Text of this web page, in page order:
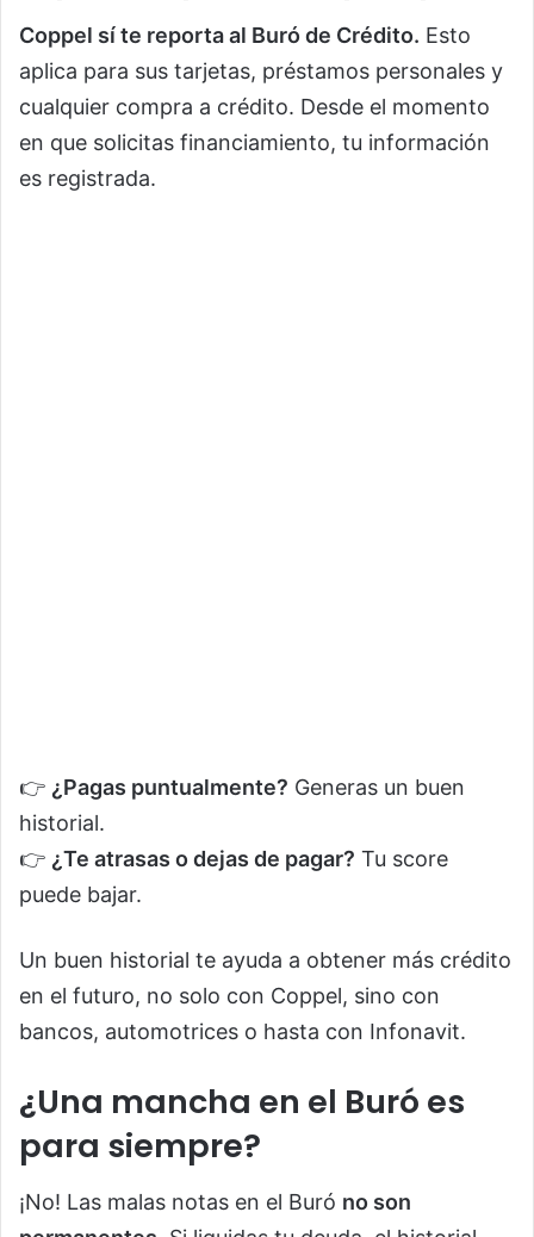
Coppel sí te reporta al Buró de Crédito. Esto
aplica para sus tarjetas, préstamos personales y
cualquier compra a crédito. Desde el momento
en que solicitas financiamiento, tu información
es registrada.
👉 ¿Pagas puntualmente? Generas un buen
historial.
👉 ¿Te atrasas o dejas de pagar? Tu score
puede bajar.
Un buen historial te ayuda a obtener más crédito
en el futuro, no solo con Coppel, sino con
bancos, automotrices o hasta con Infonavit.
¿Una mancha en el Buró es
para siempre?
¡No! Las malas notas en el Buró no son